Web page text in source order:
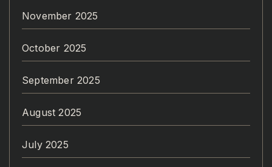
November 2025
October 2025
September 2025
August 2025
July 2025